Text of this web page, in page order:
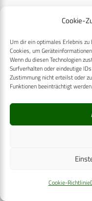
Cookie-
Um dir ein optimales Erlebnis
Cookies, um
Wenn du diesen Technologien
Surfverhalten oder eindeutige
Zustimmung nicht erteilst oder
Funktionen beeinträchtigt werden.
Cookie-Richtlinie
AUTORENHINWEISE
MEDIADATEN
RECHTLICHES
Datenschutzerklärung